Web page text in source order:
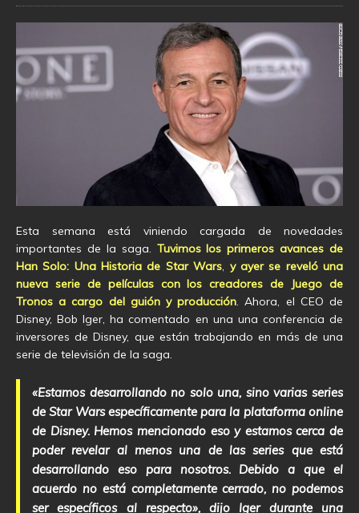
Esta semana está viniendo cargada de novedades
importantes de la saga. Tuvimos los primeros avances de
Han Solo: Una Historia de Star Wars, y ayer se reveló una
nueva serie de películas con los creadores de Juego de
Tronos a cargo del guión y producción. Ahora, el CEO de
Disney, Bob Iger, ha comentado en una una conferencia de
inversores de Disney, que están trabajando en más de una
serie de televisión de la saga.
«Estamos desarrollando no solo una, sino varias series
de Star Wars específicamente para la plataforma online
de Disney. Hemos mencionado eso y estamos cerca de
poder revelar al menos una de las series que está
desarrollando eso para nosotros. Debido a que el
acuerdo no está completamente cerrado, no podemos
ser específicos al respecto», dijo Iger durante una